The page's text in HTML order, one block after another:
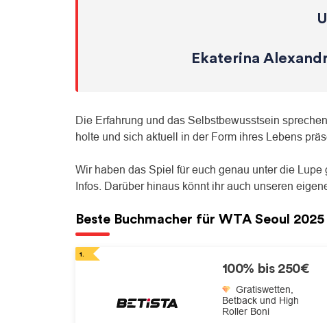
Ekaterina
Die Erfahrung und das Selbstbewusstsein
holte und sich aktuell in der Form ihres Lebens
Wir haben das Spiel für euch genau unter die
Infos. Darüber hinaus könnt ihr auch unseren
Beste Buchmacher für WTA Seoul
100% bis 250€
Gratiswetten,
Betback und High
Roller Boni